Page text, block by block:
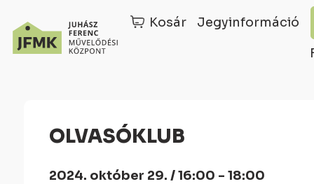
Kosár Jegyinformáció
OLVASÓKLUB
2024. október 29. / 16:00 - 18:00